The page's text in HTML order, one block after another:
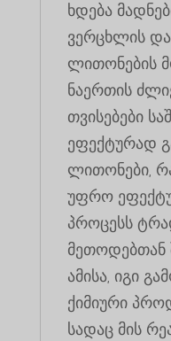
ხდება
ვერცხლის და
ლითონების
ნაერთის
თვისებები
ეფექტურად
ლითონები,
უფრო
პროცესს
მეთოდებთან
ამისა, იგი
ქიმიური
სადაც მის